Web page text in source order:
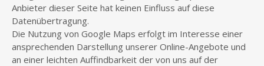
Anbieter dieser Seite hat keinen Einfluss auf diese
Datenübertragung.
Die Nutzung von Google Maps erfolgt im Interesse einer
ansprechenden Darstellung unserer Online-Angebote und
an einer leichten Auffindbarkeit der von uns auf der